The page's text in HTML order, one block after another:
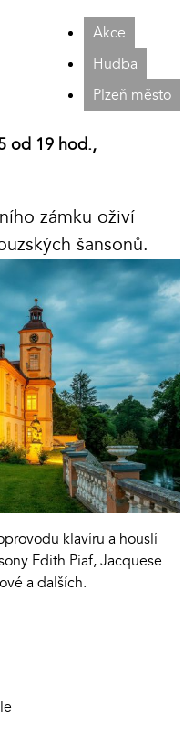
Akce
Hudba
Plzeň město
od 19 hod.,
zámku oživí
šansonů.
klavíru a houslí
Edith Piaf, Jacquese
a dalších.